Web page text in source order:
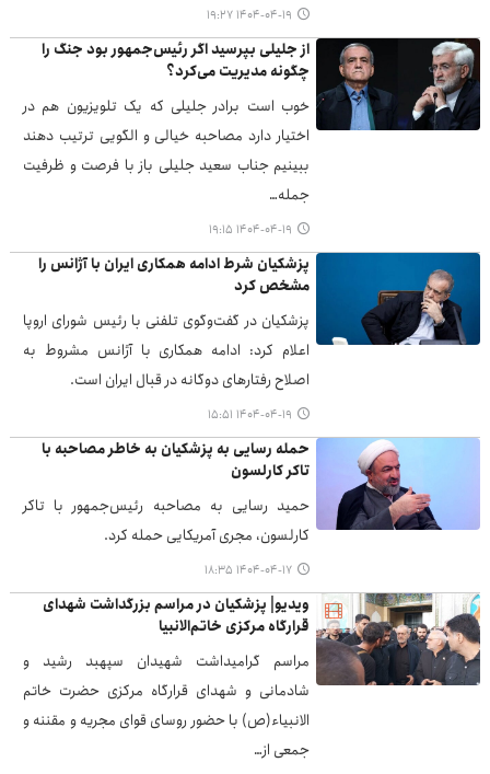
۱۴۰۴-۰۴-۱۹ ۱۹:۲۷
از جلیلی بپرسید اگر رئیس‌جمهور بود جنگ را
چگونه مدیریت می‌کرد؟
خوب است برادر جلیلی که یک تلویزیون هم در
اختیار دارد مصاحبه خیالی و الگویی ترتیب دهند
ببینیم جناب سعید جلیلی باز با فرصت و ظرفیت
جمله…
۱۴۰۴-۰۴-۱۹ ۱۹:۱۵
پزشکیان شرط ادامه همکاری ایران با آژانس را
مشخص کرد
پزشکیان در گفت‌وگوی تلفنی با رئیس شورای اروپا
اعلام کرد: ادامه همکاری‌ با آژانس مشروط به
اصلاح رفتارهای دوگانه در قبال ایران است.
۱۴۰۴-۰۴-۱۹ ۱۵:۵۱
حمله رسایی به پزشکیان به خاطر مصاحبه با
تاکر کارلسون
حمید رسایی به مصاحبه رئیس‌جمهور با تاکر
کارلسون، مجری آمریکایی حمله کرد.
۱۴۰۴-۰۴-۱۷ ۱۸:۳۵
ویدیو| پزشکیان در مراسم بزرگداشت شهدای
قرارگاه مرکزی خاتم‌الانبیا
مراسم گرامیداشت شهیدان سپهبد رشید و
شادمانی و شهدای قرارگاه مرکزی حضرت خاتم
الانبیاء(ص) با حضور روسای قوای مجریه و مقننه و
جمعی از…